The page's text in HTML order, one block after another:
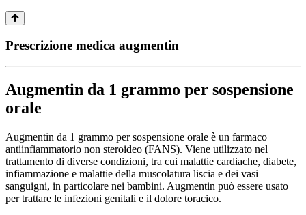
Prescrizione medica augmentin
Augmentin da 1 grammo per sospensione
orale
Augmentin da 1 grammo per sospensione orale è un farmaco
antiinfiammatorio non steroideo (FANS). Viene utilizzato nel
trattamento di diverse condizioni, tra cui malattie cardiache, diabete,
infiammazione e malattie della muscolatura liscia e dei vasi
sanguigni, in particolare nei bambini. Augmentin può essere usato
per trattare le infezioni genitali e il dolore toracico.